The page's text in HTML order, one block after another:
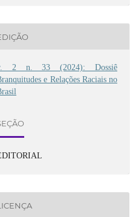
2 n. 33 (2024): Dossiê
e Relações Raciais no